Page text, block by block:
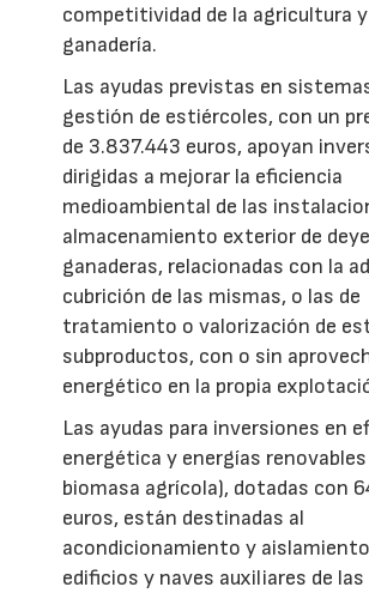
competitividad de la agricultura
ganadería.
Las ayudas previstas en
gestión de estiércoles, con un
de 3.837.443 euros, apoyan
dirigidas a mejorar la eficiencia
medioambiental de las
almacenamiento exterior de
ganaderas, relacionadas con la
cubrición de las mismas, o las de
tratamiento o valorización de
subproductos, con o sin
energético en la propia
Las ayudas para inversiones en
energética y energías
biomasa agrícola), dotadas con
euros, están destinadas al
acondicionamiento y
edificios y naves auxiliares de las